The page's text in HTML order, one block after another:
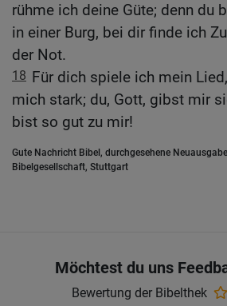
rühme ich deine Güte; denn du
in einer Burg, bei dir finde ich
der Not.
18 Für dich spiele ich mein
mich stark; du, Gott, gibst mir
bist so gut zu mir!
Gute Nachricht Bibel, durchgesehene
Bibelgesellschaft, Stuttgart
Möchtest du uns
Bewertung der Bibelthek